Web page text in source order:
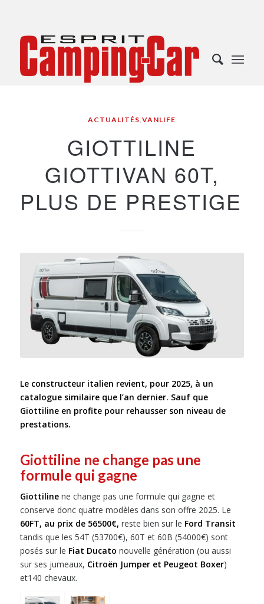
ACTUALITÉS,VANLIFE
GIOTTILINE
GIOTTIVAN 60T,
PLUS DE PRESTIGE
Le constructeur italien revient, pour 2025, à un
catalogue similaire que l’an dernier. Sauf que
Giottiline en profite pour rehausser son niveau de
prestations.
Giottiline ne change pas une
formule qui gagne
Giottilinene change pas une formule qui gagne et
conserve donc quatre modèles dans son offre 2025. Le
60FT, au prix de 56500€, reste bien sur le Ford Transit
tandis que les 54T (53700€), 60T et 60B (54000€) sont
posés sur le Fiat Ducato nouvelle génération (ou aussi
sur ses jumeaux, Citroën Jumper et Peugeot Boxer)
et140 chevaux.